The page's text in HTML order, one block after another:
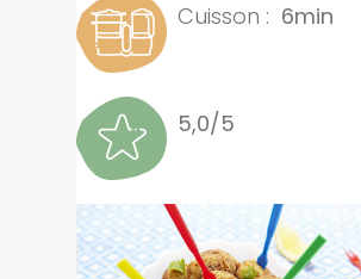
Cuisson : 6min
5,0/5